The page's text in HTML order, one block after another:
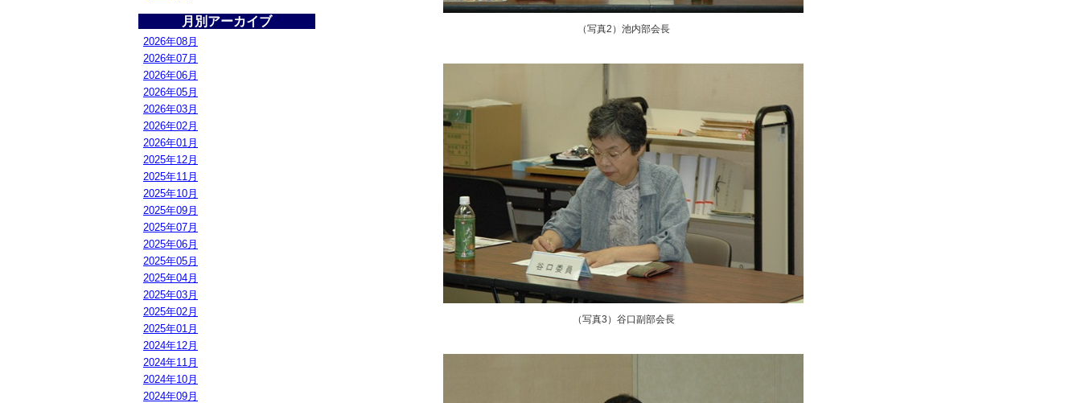
月別アーカイブ
2026年08月
2026年07月
2026年06月
2026年05月
2026年03月
2026年02月
2026年01月
2025年12月
2025年11月
2025年10月
2025年09月
2025年07月
2025年06月
2025年05月
2025年04月
2025年03月
2025年02月
2025年01月
2024年12月
2024年11月
2024年10月
2024年09月
（写真2）池内部会長
（写真3）谷口副部会長